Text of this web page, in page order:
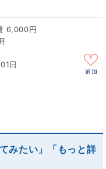
6,000円
日
追加
みたい」「もっと詳